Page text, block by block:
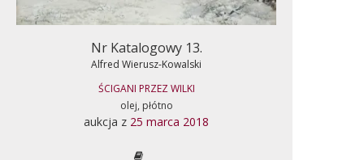
Nr Katalogowy 13.
Alfred Wierusz-Kowalski
ŚCIGANI PRZEZ WILKI
olej, płótno
aukcja z 25 marca 2018